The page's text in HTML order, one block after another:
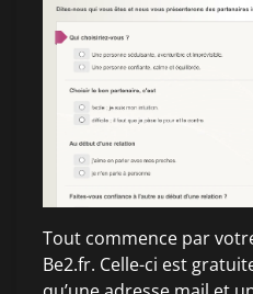
Tout commence par
Be2.fr. Celle-ci est